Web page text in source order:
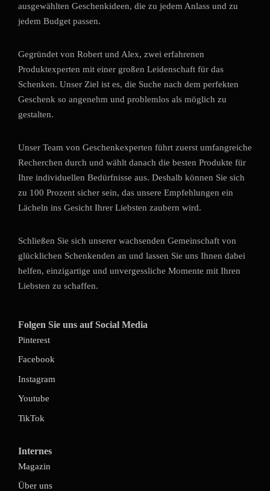
ausgewählten Geschenkideen, die zu jedem Anlass und zu
jedem Budget passen.
Gegründet von Robert und Alex, zwei erfahrenen
Produktexperten mit einer großen Leidenschaft für das
Schenken. Unser Ziel ist es, die Suche nach dem perfekten
Geschenk so angenehm und problemlos als möglich zu
gestalten.
Unser Team von Geschenkexperten führt zuerst umfangreiche
Recherchen durch und wählt danach die besten Produkte für
Ihre individuellen Bedürfnisse aus. Deshalb können Sie sich
zu 100 Prozent sicher sein, das unsere Empfehlungen ein
Lächeln ins Gesicht Ihrer Liebsten zaubern wird.
Schließen Sie sich unserer wachsenden Gemeinschaft von
glücklichen Schenkenden an und lassen Sie uns Ihnen dabei
helfen, einzigartige und unvergessliche Momente mit Ihren
Liebsten zu schaffen.
Folgen Sie uns auf Social Media
Pinterest
Facebook
Instagram
Youtube
TikTok
Internes
Magazin
Über uns